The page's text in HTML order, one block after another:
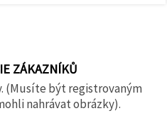
ZÁKAZNÍKŮ
(Musíte být registrovaným
nahrávat obrázky).